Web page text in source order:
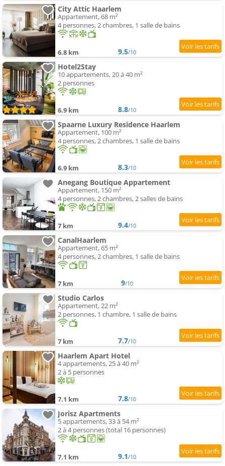
City Attic Haarlem
Appartement, 68 m²
4 personnes, 2 chambres, 1 salle de bains
6.8 km 9.5/10
Hotel2Stay
10 appartements, 20 à 40 m²
2 personnes
6.9 km 8.8/10
Spaarne Luxury Residence Haarlem
Appartement, 100 m²
4 personnes, 2 chambres, 1 salle de bains
6.9 km 8.3/10
Anegang Boutique Appartement
Appartement, 150 m²
4 personnes, 2 chambres, 2 salles de bains
7 km 9.4/10
CanalHaarlem
Appartement, 65 m²
4 personnes, 2 chambres, 1 salle de bains
7 km 9/10
Studio Carlos
Appartement, 22 m²
2 personnes, 1 chambre, 1 salle de bains
7 km 7.7/10
Haarlem Apart Hotel
4 appartements, 25 à 40 m²
2 à 5 personnes
7.1 km 7.8/10
Jorisz Apartments
5 appartements, 33 à 54 m²
2 à 4 personnes (total 16 personnes)
7.1 km 9.1/10